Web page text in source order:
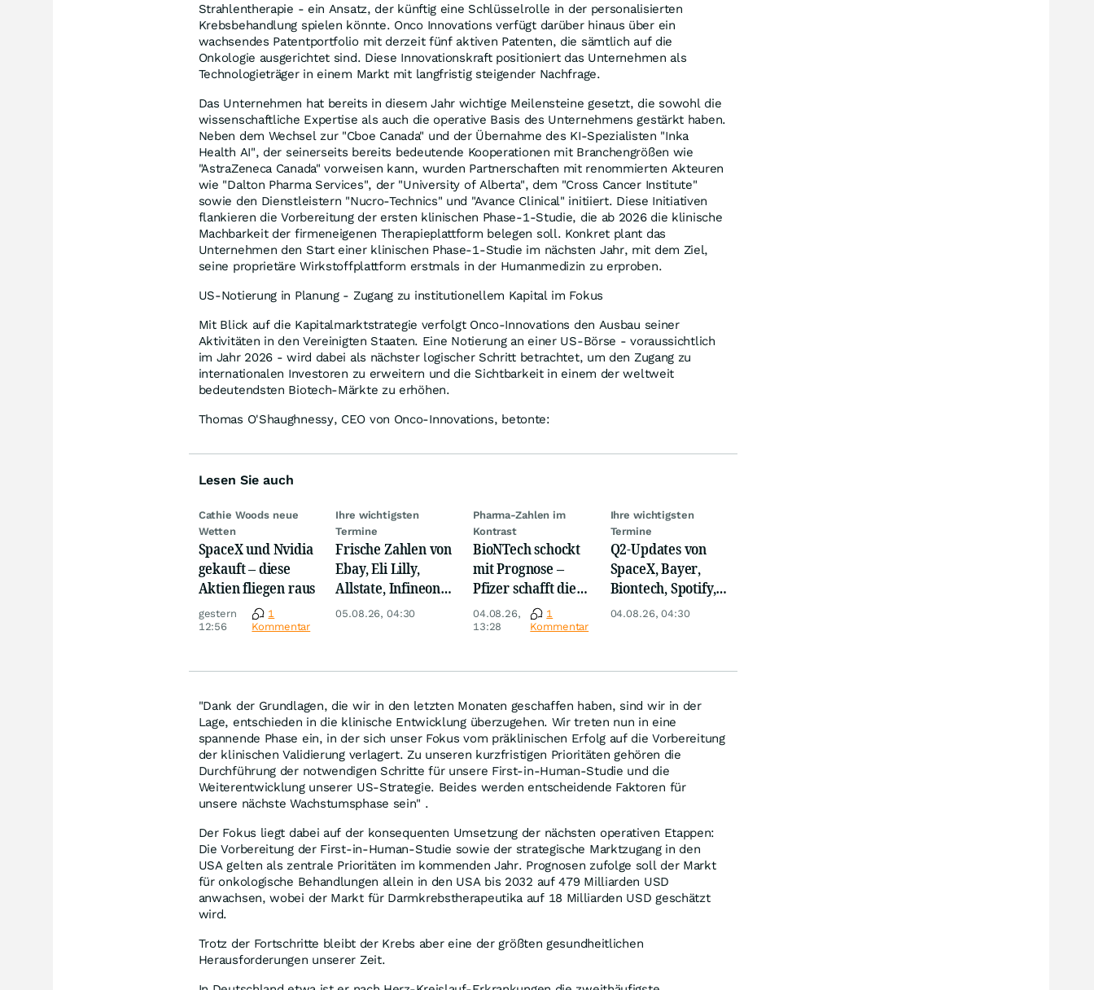
Strahlentherapie - ein Ansatz, der künftig eine Schlüsselrolle in der personalisierten
Krebsbehandlung spielen könnte. Onco Innovations verfügt darüber hinaus über ein
wachsendes Patentportfolio mit derzeit fünf aktiven Patenten, die sämtlich auf die
Onkologie ausgerichtet sind. Diese Innovationskraft positioniert das Unternehmen als
Technologieträger in einem Markt mit langfristig steigender Nachfrage.
Das Unternehmen hat bereits in diesem Jahr wichtige Meilensteine gesetzt, die sowohl die
wissenschaftliche Expertise als auch die operative Basis des Unternehmens gestärkt haben.
Neben dem Wechsel zur "Cboe Canada" und der Übernahme des KI-Spezialisten "Inka
Health AI", der seinerseits bereits bedeutende Kooperationen mit Branchengrößen wie
"AstraZeneca Canada" vorweisen kann, wurden Partnerschaften mit renommierten Akteuren
wie "Dalton Pharma Services", der "University of Alberta", dem "Cross Cancer Institute"
sowie den Dienstleistern "Nucro-Technics" und "Avance Clinical" initiiert. Diese Initiativen
flankieren die Vorbereitung der ersten klinischen Phase-1-Studie, die ab 2026 die klinische
Machbarkeit der firmeneigenen Therapieplattform belegen soll. Konkret plant das
Unternehmen den Start einer klinischen Phase-1-Studie im nächsten Jahr, mit dem Ziel,
seine proprietäre Wirkstoffplattform erstmals in der Humanmedizin zu erproben.
US-Notierung in Planung - Zugang zu institutionellem Kapital im Fokus
Mit Blick auf die Kapitalmarktstrategie verfolgt Onco-Innovations den Ausbau seiner
Aktivitäten in den Vereinigten Staaten. Eine Notierung an einer US-Börse - voraussichtlich
im Jahr 2026 - wird dabei als nächster logischer Schritt betrachtet, um den Zugang zu
internationalen Investoren zu erweitern und die Sichtbarkeit in einem der weltweit
bedeutendsten Biotech-Märkte zu erhöhen.
Thomas O'Shaughnessy, CEO von Onco-Innovations, betonte:
Lesen Sie auch
Cathie Woods neue
Wetten
SpaceX und Nvidia
gekauft – diese
Aktien fliegen raus
gestern
12:56
1
Kommentar
Ihre wichtigsten
Termine
Frische Zahlen von
Ebay, Eli Lilly,
Allstate, Infineon,
Novo Nordisk,
05.08.26, 04:30
Pharma-Zahlen im
Kontrast
BioNTech schockt
mit Prognose –
Pfizer schafft die
Überraschung
04.08.26,
13:28
1
Kommentar
Ihre wichtigsten
Termine
Q2-Updates von
SpaceX, Bayer,
Biontech, Spotify,
Pfizer, Continental,
04.08.26, 04:30
"Dank der Grundlagen, die wir in den letzten Monaten geschaffen haben, sind wir in der
Lage, entschieden in die klinische Entwicklung überzugehen. Wir treten nun in eine
spannende Phase ein, in der sich unser Fokus vom präklinischen Erfolg auf die Vorbereitung
der klinischen Validierung verlagert. Zu unseren kurzfristigen Prioritäten gehören die
Durchführung der notwendigen Schritte für unsere First-in-Human-Studie und die
Weiterentwicklung unserer US-Strategie. Beides werden entscheidende Faktoren für
unsere nächste Wachstumsphase sein" .
Der Fokus liegt dabei auf der konsequenten Umsetzung der nächsten operativen Etappen:
Die Vorbereitung der First-in-Human-Studie sowie der strategische Marktzugang in den
USA gelten als zentrale Prioritäten im kommenden Jahr. Prognosen zufolge soll der Markt
für onkologische Behandlungen allein in den USA bis 2032 auf 479 Milliarden USD
anwachsen, wobei der Markt für Darmkrebstherapeutika auf 18 Milliarden USD geschätzt
wird.
Trotz der Fortschritte bleibt der Krebs aber eine der größten gesundheitlichen
Herausforderungen unserer Zeit.